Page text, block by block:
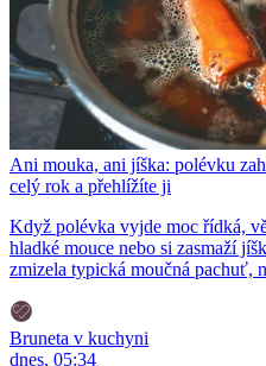
Ani mouka, ani jíška: polévku
celý rok a přehlížíte ji
Když polévka vyjde moc řídká,
hladké mouce nebo si zasmaží
zmizela typická moučná pachuť,
Bruneta v kuchyni
dnes, 05:34